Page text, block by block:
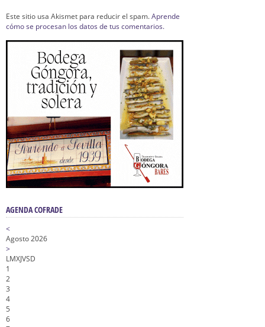
Este sitio usa Akismet para reducir el spam.Aprende
cómo se procesan los datos de tus comentarios.
AGENDA COFRADE
<
Agosto 2026
>
LMXJVSD
1
2
3
4
5
6